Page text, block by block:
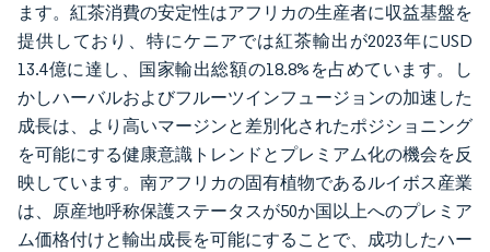
ます。紅茶消費の安定性はアフリカの生産者に収益基盤を
提供しており、特にケニアでは紅茶輸出が2023年にUSD
13.4億に達し、国家輸出総額の18.8%を占めています。し
かしハーバルおよびフルーツインフュージョンの加速した
成長は、より高いマージンと差別化されたポジショニング
を可能にする健康意識トレンドとプレミアム化の機会を反
映しています。南アフリカの固有植物であるルイボス産業
は、原産地呼称保護ステータスが50か国以上へのプレミア
ム価格付けと輸出成長を可能にすることで、成功したハー